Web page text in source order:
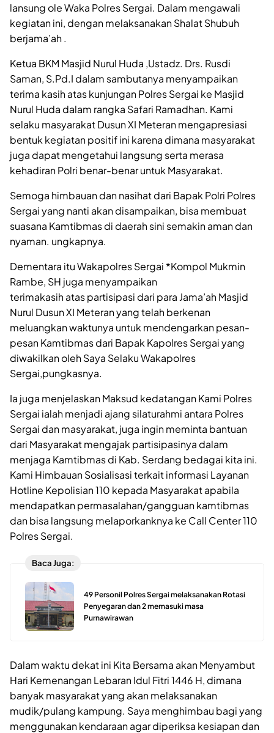
lansung ole Waka Polres Sergai. Dalam mengawali
kegiatan ini, dengan melaksanakan Shalat Shubuh
berjama’ah .
Ketua BKM Masjid Nurul Huda ,Ustadz. Drs. Rusdi
Saman, S.Pd.I dalam sambutanya menyampaikan
terima kasih atas kunjungan Polres Sergai ke Masjid
Nurul Huda dalam rangka Safari Ramadhan. Kami
selaku masyarakat Dusun XI Meteran mengapresiasi
bentuk kegiatan positif ini karena dimana masyarakat
juga dapat mengetahui langsung serta merasa
kehadiran Polri benar-benar untuk Masyarakat.
Semoga himbauan dan nasihat dari Bapak Polri Polres
Sergai yang nanti akan disampaikan, bisa membuat
suasana Kamtibmas di daerah sini semakin aman dan
nyaman. ungkapnya.
Dementara itu Wakapolres Sergai *Kompol Mukmin
Rambe, SH juga menyampaikan
terimakasih atas partisipasi dari para Jama’ah Masjid
Nurul Dusun XI Meteran yang telah berkenan
meluangkan waktunya untuk mendengarkan pesan-
pesan Kamtibmas dari Bapak Kapolres Sergai yang
diwakilkan oleh Saya Selaku Wakapolres
Sergai,pungkasnya.
Ia juga menjelaskan Maksud kedatangan Kami Polres
Sergai ialah menjadi ajang silaturahmi antara Polres
Sergai dan masyarakat, juga ingin meminta bantuan
dari Masyarakat mengajak partisipasinya dalam
menjaga Kamtibmas di Kab. Serdang bedagai kita ini.
Kami Himbauan Sosialisasi terkait informasi Layanan
Hotline Kepolisian 110 kepada Masyarakat apabila
mendapatkan permasalahan/gangguan kamtibmas
dan bisa langsung melaporkanknya ke Call Center 110
Polres Sergai.
Baca Juga:
49 Personil Polres Sergai melaksanakan Rotasi
Penyegaran dan 2 memasuki masa
Purnawirawan
Dalam waktu dekat ini Kita Bersama akan Menyambut
Hari Kemenangan Lebaran Idul Fitri 1446 H, dimana
banyak masyarakat yang akan melaksanakan
mudik/pulang kampung. Saya menghimbau bagi yang
menggunakan kendaraan agar diperiksa kesiapan dan